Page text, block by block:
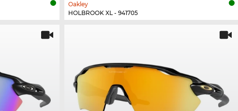
Oakley
HOLBROOK XL - 941705